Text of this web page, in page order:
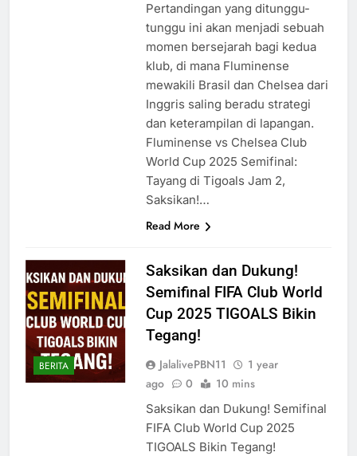
Pertandingan yang ditunggu-
tunggu ini akan menjadi sebuah
momen bersejarah bagi kedua
klub, di mana Fluminense
mewakili Brasil dan Chelsea dari
Inggris saling beradu strategi
dan keterampilan di lapangan.
Fluminense vs Chelsea Club
World Cup 2025 Semifinal:
Tayang di Tigoals Jam 2,
Saksikan!…
Read More
BERITA
Saksikan dan Dukung!
Semifinal FIFA Club World
Cup 2025 TIGOALS Bikin
Tegang!
JalalivePBN11
1 year
ago
0 10 mins
Saksikan dan Dukung! Semifinal
FIFA Club World Cup 2025
TIGOALS Bikin Tegang!